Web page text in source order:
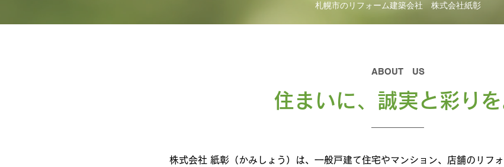
​札幌市のリフォーム建築会社 株式会社紙彰
​ABOUT US
住まいに、誠実と彩りを
株式会社 紙彰（かみしょう）は、一般戸建て住宅やマンション、店舗のリフ